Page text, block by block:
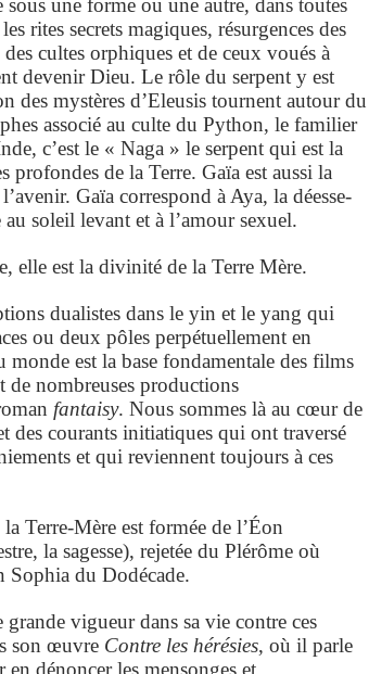
rites secrets magiques, résurgences des
cultes orphiques et de ceux voués à
devenir Dieu. Le rôle du serpent y est
des mystères d’Eleusis tournent autour du
associé au culte du Python, le familier
c’est le « Naga » le serpent qui est la
profondes de la Terre. Gaïa est aussi la
Gaïa correspond à Aya, la déesse-
soleil levant et à l’amour sexuel.
elle est la divinité de la Terre Mère.
dualistes dans le yin et le yang qui
ou deux pôles perpétuellement en
est la base fondamentale des films
de nombreuses productions
fantaisy. Nous sommes là au cœur de
des courants initiatiques qui ont traversé
et qui reviennent toujours à ces
Terre-Mère est formée de l’Éon
la sagesse), rejetée du Plérôme où
Sophia du Dodécade.
grande vigueur dans sa vie contre ces
son œuvre Contre les hérésies, où il parle
dénoncer les mensonges et